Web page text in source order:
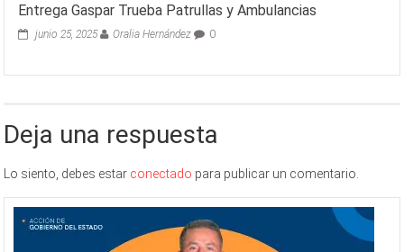
Entrega Gaspar Trueba Patrullas y Ambulancias
junio 25, 2025 Oralia Hernández 0
Deja una respuesta
Lo siento, debes estar conectado para publicar un comentario.